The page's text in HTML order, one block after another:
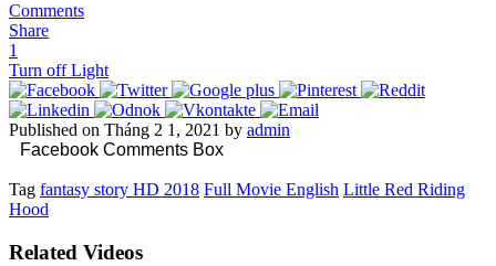
Comments
Share
1
Turn off Light
Published on Tháng 2 1, 2021 by admin
Facebook Comments Box
Tag fantasy story HD 2018 Full Movie English Little Red Riding
Hood
Related Videos